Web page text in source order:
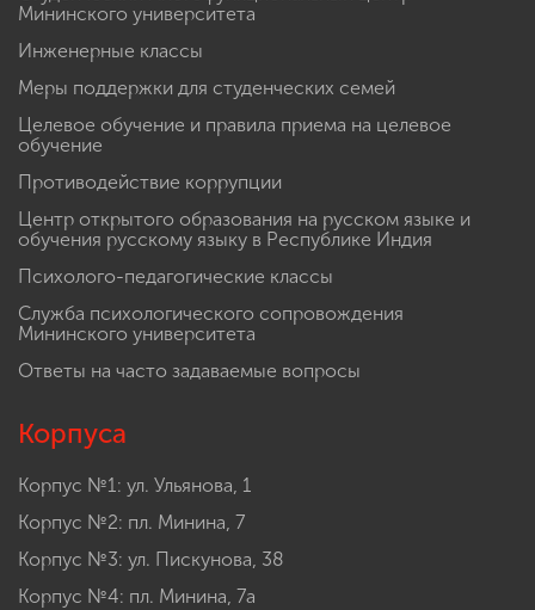
Мининского университета
Инженерные классы
Меры поддержки для студенческих семей
Целевое обучение и правила приема на целевое
обучение
Противодействие коррупции
Центр открытого образования на русском языке и
обучения русскому языку в Республике Индия
Психолого-педагогические классы
Служба психологического сопровождения
Мининского университета
Ответы на часто задаваемые вопросы
Корпуса
Корпус №1: ул. Ульянова, 1
Корпус №2: пл. Минина, 7
Корпус №3: ул. Пискунова, 38
Корпус №4: пл. Минина, 7а